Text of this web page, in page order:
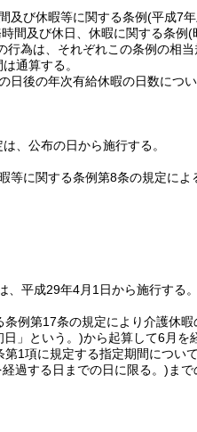
及び休暇等に関する条例(平成7
間及び休日、休暇に関する条例(
行為は、それぞれこの条例の相
通算する。
後の年次有給休暇の日数につい
、公布の日から施行する。
に関する条例第8条の規定によ
、平成29年4月1日から施行する。
例第17条の規定により介護休
日」という。)から起算して6月を
1項に規定する指定期間につい
過する日までの日に限る。) ま